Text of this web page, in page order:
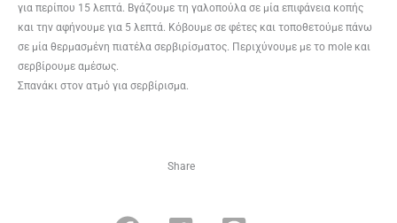
για περίπου 15 λεπτά. Βγάζουμε τη γαλοπούλα σε μία επιφάνεια κοπής
και την αφήνουμε για 5 λεπτά. Κόβουμε σε φέτες και τοποθετούμε πάνω
σε μία θερμασμένη πιατέλα σερβιρίσματος. Περιχύνουμε με το mole και
σερβίρουμε αμέσως.
Σπανάκι στον ατμό για σερβίρισμα.
Share